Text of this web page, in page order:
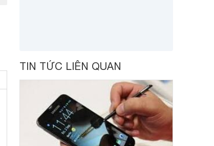
TIN TỨC LIÊN QUAN